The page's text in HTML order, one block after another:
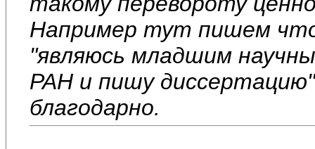
Например тут пишем
"являюсь младшим
РАН и пишу диссертацию"
благодарно.